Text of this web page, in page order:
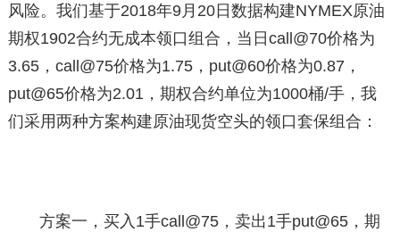
风险。我们基于2018年9月20日数据构建NYMEX原油
期权1902合约无成本领口组合，当日call@70价格为
3.65，call@75价格为1.75，put@60价格为0.87，
put@65价格为2.01，期权合约单位为1000桶/手，我
们采用两种方案构建原油现货空头的领口套保组合：
方案一，买入1手call@75，卖出1手put@65，期